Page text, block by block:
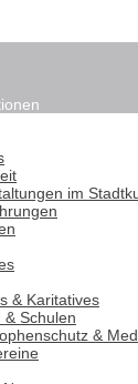
im
& Karitatives
& Schulen
&